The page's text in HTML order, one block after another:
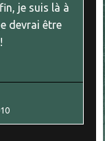
je suis là à
devrai être